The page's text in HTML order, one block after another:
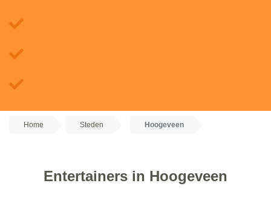
Home Steden Hoogeveen
Entertainers in Hoogeveen